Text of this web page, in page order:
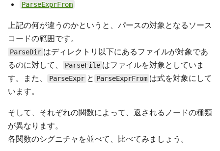
ParseExprFrom
上記の何が違うのかというと、パースの対象となるソース
コードの範囲です。
ParseDir はディレクトリ以下にあるファイルが対象であ
るのに対して、
ParseFile はファイルを対象としていま
す。また、
ParseExpr と ParseExprFrom は式を対象にして
います。
そして、それぞれの関数によって、返されるノードの種類
が異なります。
各関数のシグニチャを並べて、比べてみましょう。